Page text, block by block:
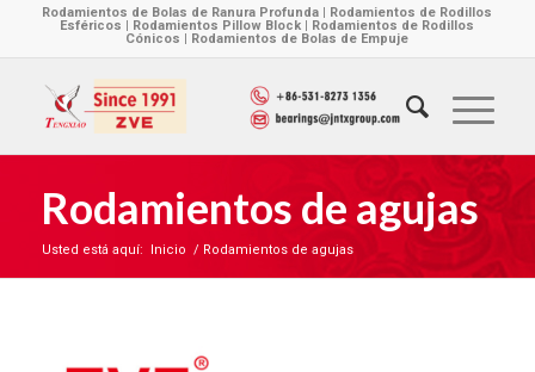
Rodamientos de Bolas de Ranura Profunda | Rodamientos de Rodillos
Esféricos | Rodamientos Pillow Block | Rodamientos de Rodillos
Cónicos | Rodamientos de Bolas de Empuje
Rodamientos de agujas
Usted está aquí: Inicio / Rodamientos de agujas